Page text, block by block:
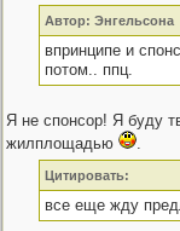
Автор: Энгельсона
впринципе и
потом.. ппц.
Я не спонсор! Я буду
жилплощадью
.
Цитировать:
все еще жду